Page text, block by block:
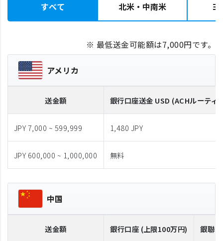
すべて 北米・中南米 ヨ
※ 最低送金可能額は7,000円です。
アメリカ
送金額 銀行口座送金 USD (ACHルーティ
JPY 7,000 ~ 599,999 1,480 JPY
JPY 600,000 ~ 1,000,000 無料
中国
送金額 銀行口座 (上限100万円) 銀聯